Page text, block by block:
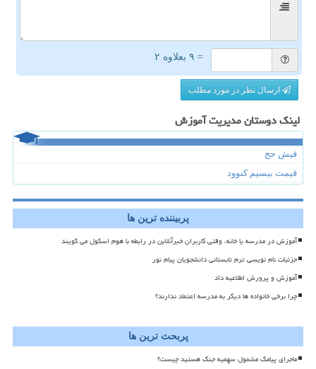
= ۹ بعلاوه ۲
ارسال نظر در مورد مطلب
لینک دوستان مدیریت آموزش
فیش حج
قیمت بیسیم کنوود
پربیننده ترین ها
آموزش در مدرسه یا خانه، وقتی کاربران خبرآنلاین در رابطه با هوم اسکول می گویند
جزئیات نام نویسی ترم تابستانی دانشجویان پیام نور
آموزش و پرورش اطلاعیه داد
چرا برخی خانواده ها دیگر به مدرسه اعتماد ندارند؟
پربحث ترین ها
ماجرای پیامک مشمول سهمیه جنگ هستید چیست؟